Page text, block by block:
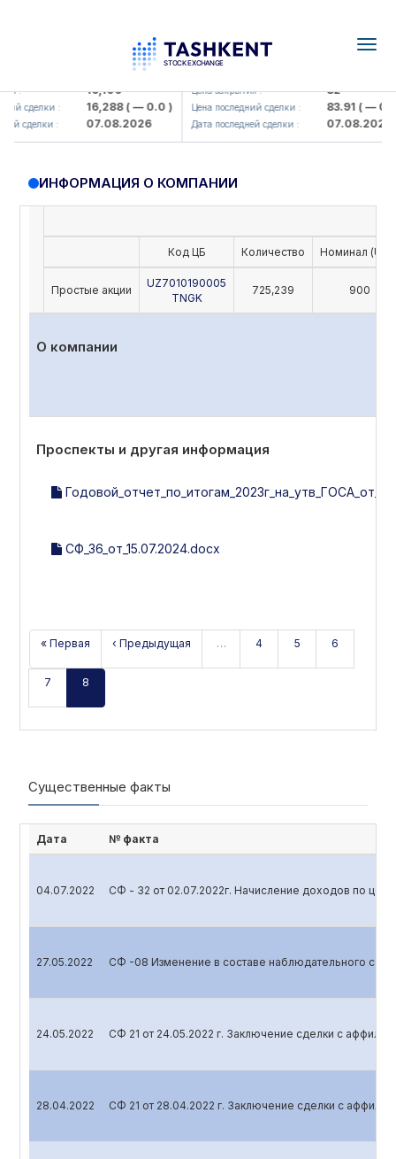
: 16,100
сделки : 16,288( — 0.0 )
сделки : 07.08.2026
KFSK (<Kafolat sug'urta
Цена закрытия : 82
Цена последний сделки : 83.91( — 0.0 )
Дата последней сделки : 07.08.2026
ИНФОРМАЦИЯ О КОМПАНИИ
Код ЦБ Количество Номинал
Простые акции
UZ7010190005
TNGK
725,239 900
О компании
Проспекты и другая информация
СФ_36_от_15.07.2024.docx
« Первая ‹ Предыдущая … 4 5 6
7 8
Существенные факты
Дата № факта
04.07.2022 СФ - 32 от 02.07.2022г. Начисление доходов по
27.05.2022 СФ -08 Изменение в составе наблюдательного
24.05.2022 СФ 21 от 24.05.2022 г. Заключение сделки с
28.04.2022 СФ 21 от 28.04.2022 г. Заключение сделки с